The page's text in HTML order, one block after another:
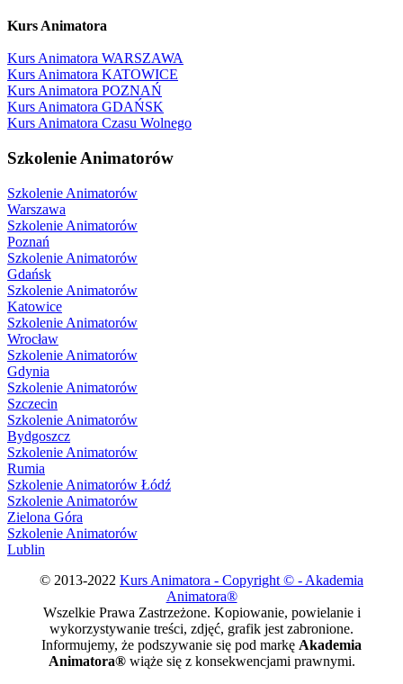
Kurs Animatora
Kurs Animatora WARSZAWA
Kurs Animatora KATOWICE
Kurs Animatora POZNAŃ
Kurs Animatora GDAŃSK
Kurs Animatora Czasu Wolnego
Szkolenie Animatorów
Szkolenie Animatorów
Warszawa
Szkolenie Animatorów
Poznań
Szkolenie Animatorów
Gdańsk
Szkolenie Animatorów
Katowice
Szkolenie Animatorów
Wrocław
Szkolenie Animatorów
Gdynia
Szkolenie Animatorów
Szczecin
Szkolenie Animatorów
Bydgoszcz
Szkolenie Animatorów
Rumia
Szkolenie Animatorów Łódź
Szkolenie Animatorów
Zielona Góra
Szkolenie Animatorów
Lublin
© 2013-2022 Kurs Animatora - Copyright © - Akademia
Animatora®
Wszelkie Prawa Zastrzeżone. Kopiowanie, powielanie i
wykorzystywanie treści, zdjęć, grafik jest zabronione.
Informujemy, że podszywanie się pod markę Akademia
Animatora®wiąże się z konsekwencjami prawnymi.